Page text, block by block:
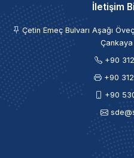
İletişim
Çetin Emeç Bulvarı Aşağı
+90
+90
+90